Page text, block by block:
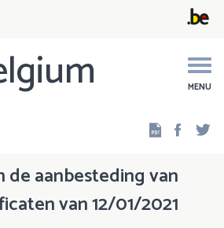
MENU
de aanbesteding van
van 12/01/2021